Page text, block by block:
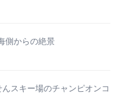
側からの絶景
スキー場のチャンピオンコ